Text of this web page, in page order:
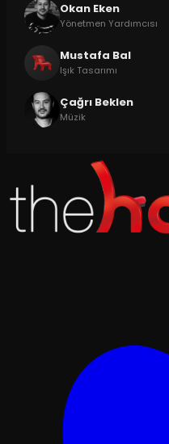
Okan Eken
Yönetmen Yardımcısı
Mustafa Bal
Işık Tasarımı
Çağrı Beklen
Müzik